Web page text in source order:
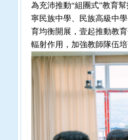
為充沛推動“組團式”教育幫扶
寧民族中學、民族高級
育均衡開展，壹起推動教育
輻射作用，加強教師隊伍